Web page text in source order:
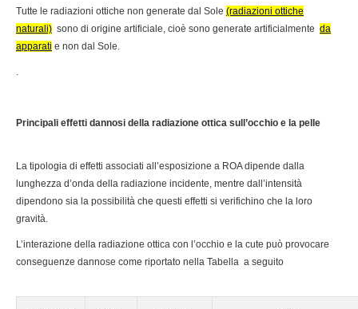
Tutte le radiazioni ottiche non generate dal Sole (radiazioni ottiche
naturali) sono di origine artificiale, cioè sono generate artificialmente da
apparati e non dal Sole.
.
Principali effetti dannosi della radiazione ottica sull’occhio e la pelle
La tipologia di effetti associati all’esposizione a ROA dipende dalla
lunghezza d’onda della radiazione incidente, mentre dall’intensità
dipendono sia la possibilità che questi effetti si verifichino che la loro
gravità.
L’interazione della radiazione ottica con l’occhio e la cute può provocare
conseguenze dannose come riportato nella Tabella a seguito